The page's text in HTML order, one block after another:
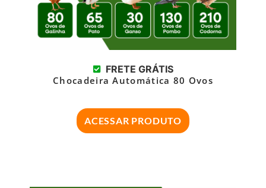
FRETE GRÁTIS
Chocadeira Automática 80 Ovos
ACESSAR PRODUTO